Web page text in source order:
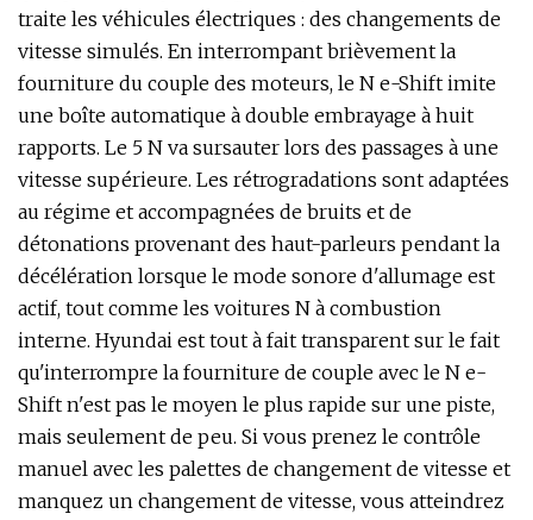
traite les véhicules électriques : des changements de
vitesse simulés. En interrompant brièvement la
fourniture du couple des moteurs, le N e-Shift imite
une boîte automatique à double embrayage à huit
rapports. Le 5 N va sursauter lors des passages à une
vitesse supérieure. Les rétrogradations sont adaptées
au régime et accompagnées de bruits et de
détonations provenant des haut-parleurs pendant la
décélération lorsque le mode sonore d'allumage est
actif, tout comme les voitures N à combustion
interne. Hyundai est tout à fait transparent sur le fait
qu'interrompre la fourniture de couple avec le N e-
Shift n'est pas le moyen le plus rapide sur une piste,
mais seulement de peu. Si vous prenez le contrôle
manuel avec les palettes de changement de vitesse et
manquez un changement de vitesse, vous atteindrez